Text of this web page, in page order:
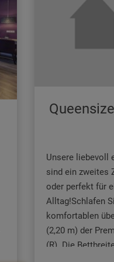
Bereiten Sie
mit dem Tefal
Ihren Kaffee mit
mit Filter oder
in
Wohnbereich
Arbeit, nach
erlebnisreichen
bequeme Sofa
mit dem großen
keine
noch nicht ganz
Unsere liebevoll
sind ein zweites
oder perfekt für
Alltag!Schlafen
komfortablen
(2,20 m) der
(R). Die
Apartments